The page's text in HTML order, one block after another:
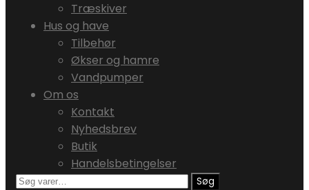
Træskiver
Hus og have
Tilbehør
Økser og hamre
Vandpumper
Om os
Kontakt
Nyhedsbrev
Butik
Handelsbetingelser
Søg
Søg